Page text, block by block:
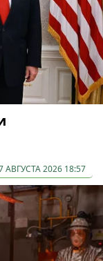
АВГУСТА 2026 18:57